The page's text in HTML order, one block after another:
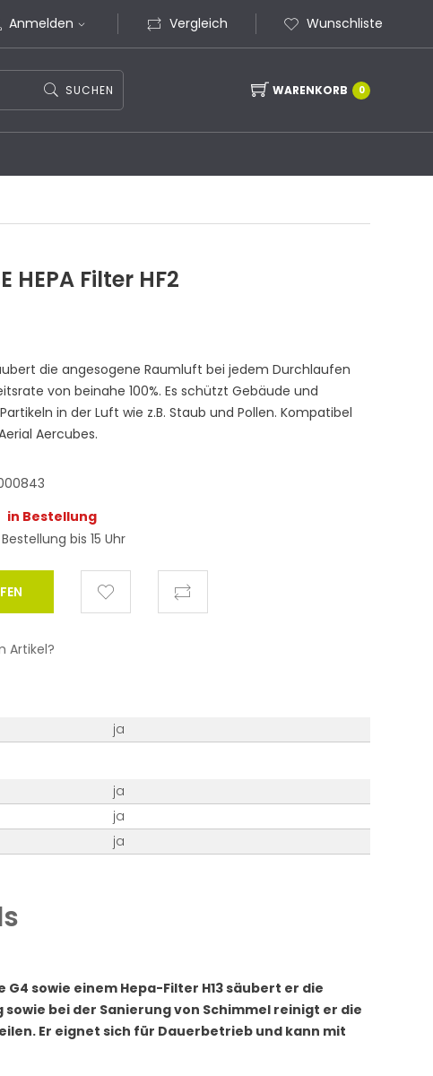
Anmelden Vergleich Wunschliste
SUCHEN WARENKORB 0
HEPA Filter HF2
die angesogene Raumluft bei jedem Durchlaufen
von beinahe 100%. Es schützt Gebäude und
in der Luft wie z.B. Staub und Pollen. Kompatibel
Aercubes.
in Bestellung
bis 15 Uhr
Artikel?
ja
ja
ja
ja
sowie einem Hepa-Filter H13 säubert er die
bei der Sanierung von Schimmel reinigt er die
Er eignet sich für Dauerbetrieb und kann mit